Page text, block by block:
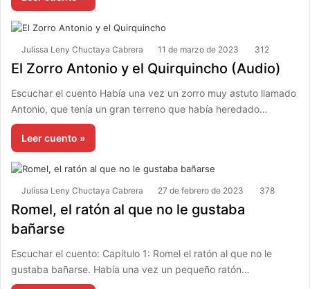
Julissa Leny Chuctaya Cabrera 11 de marzo de 2023 312
El Zorro Antonio y el Quirquincho (Audio)
Escuchar el cuento Había una vez un zorro muy astuto llamado
Antonio, que tenía un gran terreno que había heredado…
Leer cuento »
Julissa Leny Chuctaya Cabrera 27 de febrero de 2023 378
Romel, el ratón al que no le gustaba
bañarse
Escuchar el cuento: Capítulo 1: Romel el ratón al que no le
gustaba bañarse. Había una vez un pequeño ratón…